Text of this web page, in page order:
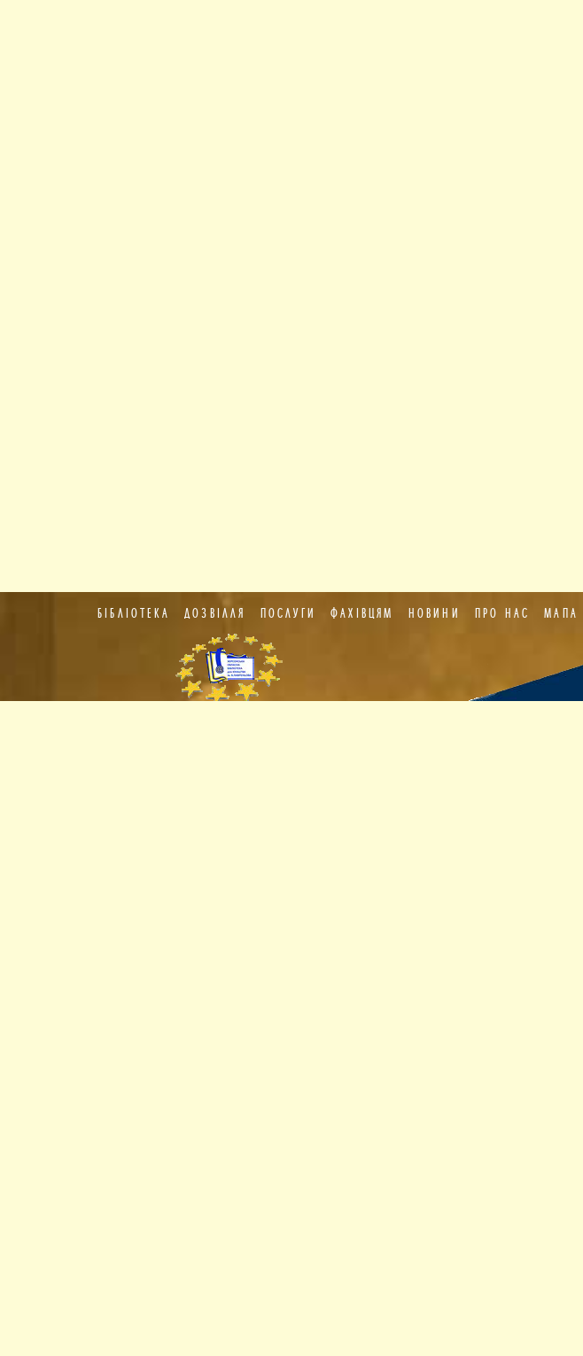
БІБЛІОТЕКА ДОЗВІЛЛЯ ПОСЛУГИ ФАХІВЦЯМ НОВИНИ ПРО НАС МАПА